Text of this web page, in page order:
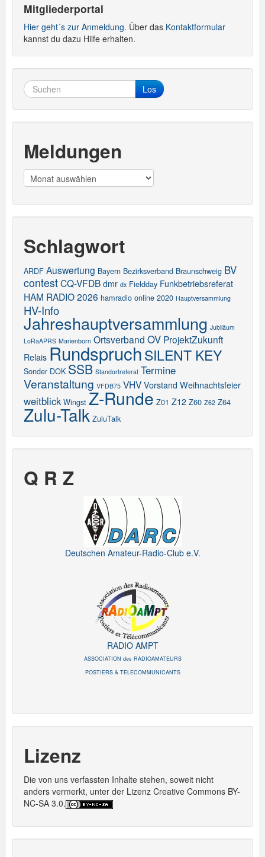
Mitgliederportal
Hier geht´s zur Anmeldung. Über das Kontaktformular
kannst du dazu Hilfe erhalten.
Los
Meldungen
Meldungen
Schlagwort
ARDF Auswertung Bayern Bezirksverband Braunschweig BV
contestCQ-VFDB dmr dx Fieldday Funkbetriebsreferat
HAM RADIO 2026 hamradio online 2020 Hauptversammlung
HV-Info
Jahreshauptversammlung Jubiläum
LoRaAPRS Marienborn Ortsverband OV ProjektZukunft
Relais RundspruchSILENT KEY
Sonder DOK SSB Standortreferat Termine
Veranstaltung VFDB75 VHV Vorstand Weihnachtsfeier
weitblick Wingst Z-Runde Z01 Z12 Z60 Z62 Z64
Zulu-Talk ZuluTalk
Q R Z
Deutschen Amateur-Radio-Club e.V.
RADIO AMPT
ASSOCIATION des RADIOAMATEURS
POSTIERS & TELECOMMUNICANTS
Lizenz
Die von uns verfassten Inhalte stehen, soweit nicht
anders vermerkt, unter der Lizenz Creative Commons BY-
NC-SA 3.0.